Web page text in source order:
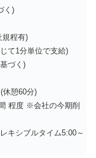
く)
規程有)
て1分単位で支給)
づく)
休憩60分)
程度 ※会社の今期削
キシブルタイム5:00～